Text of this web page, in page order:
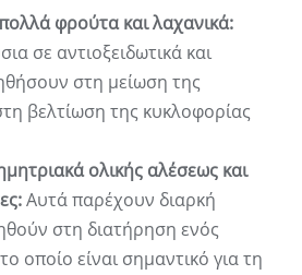
φρούτα και λαχανικά:
σε αντιοξειδωτικά και
στη μείωση της
βελτίωση της κυκλοφορίας
ολικής αλέσεως και
Αυτά παρέχουν διαρκή
στη διατήρηση ενός
οποίο είναι σημαντικό για τη